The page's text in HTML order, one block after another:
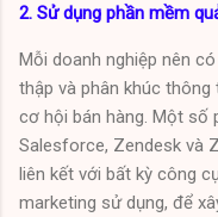
2. Sử dụng phần mềm
Mỗi doanh nghiệp nên
thập và phân khúc
cơ hội bán hàng. Một số
Salesforce, Zendesk và
liên kết với bất kỳ công
marketing sử dụng, để